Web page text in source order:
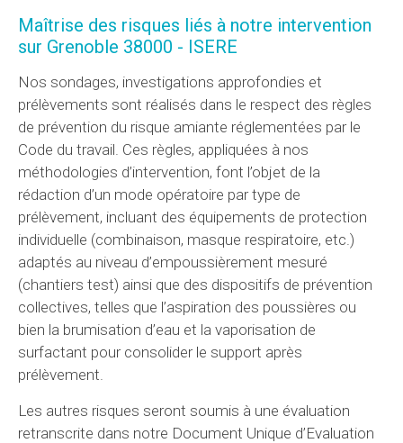
Maîtrise des risques liés à notre intervention
sur Grenoble 38000 - ISERE
Nos sondages, investigations approfondies et
prélèvements sont réalisés dans le respect des règles
de prévention du risque amiante réglementées par le
Code du travail. Ces règles, appliquées à nos
méthodologies d’intervention, font l’objet de la
rédaction d’un mode opératoire par type de
prélèvement, incluant des équipements de protection
individuelle (combinaison, masque respiratoire, etc.)
adaptés au niveau d’empoussièrement mesuré
(chantiers test) ainsi que des dispositifs de prévention
collectives, telles que l’aspiration des poussières ou
bien la brumisation d’eau et la vaporisation de
surfactant pour consolider le support après
prélèvement.
Les autres risques seront soumis à une évaluation
retranscrite dans notre Document Unique d’Evaluation